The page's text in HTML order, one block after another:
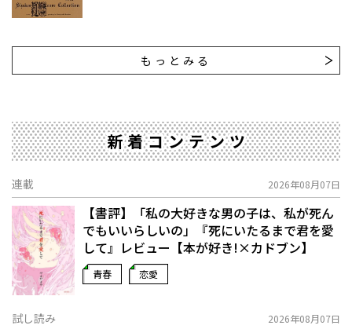
もっとみる
新着コンテンツ
連載 2026年08月07日
【書評】「私の大好きな男の子は、私が死ん
でもいいらしいの」――『死にいたるまで君を愛
して』レビュー【本が好き!×カドブン】
青春 恋愛
試し読み 2026年08月07日